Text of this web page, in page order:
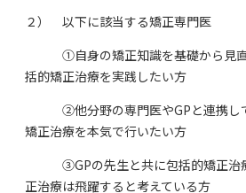
２） 以下に該当する矯正専門医
①自身の矯正知識を基礎から見直
括的矯正治療を実践したい方
②他分野の専門医やGPと連携して
矯正治療を本気で行いたい方
③GPの先生と共に包括的矯正治
正治療は飛躍すると考えている方